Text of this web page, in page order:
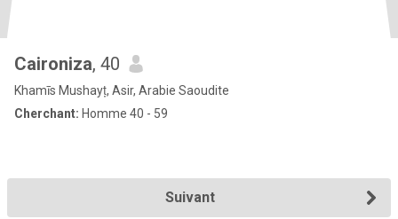
Caironiza, 40
Khamīs Mushayṭ, Asir, Arabie Saoudite
Cherchant: Homme 40 - 59
Suivant